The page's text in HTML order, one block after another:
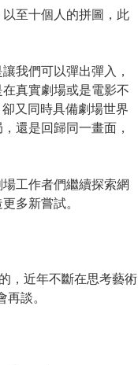
至十個人的拼圖，此
我們可以彈出彈入，
真實劇場或是電影不
又同時具備劇場世界
還是回歸同一畫面，
工作者們繼續探索網
多新嘗試。
，近年不斷在思考藝術
談。